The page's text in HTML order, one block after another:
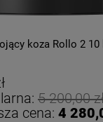
koza Rollo 2 10
5 200,00
cena: 4